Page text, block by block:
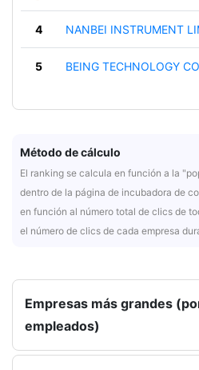
4 NANBEI INSTRUMENT
5 BEING TECHNOLOGY
Método de cálculo
El ranking se calcula en función a la
dentro de la página de incubadora de
en función al número total de clics de
el número de clics de cada empresa
Empresas más grandes
empleados)